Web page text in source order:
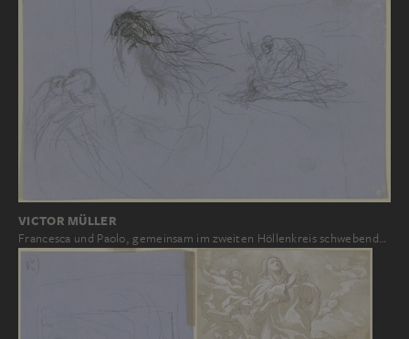
VICTOR MÜLLER
Francesca und Paolo, gemeinsam im zweiten Höllenkreis schwebend…